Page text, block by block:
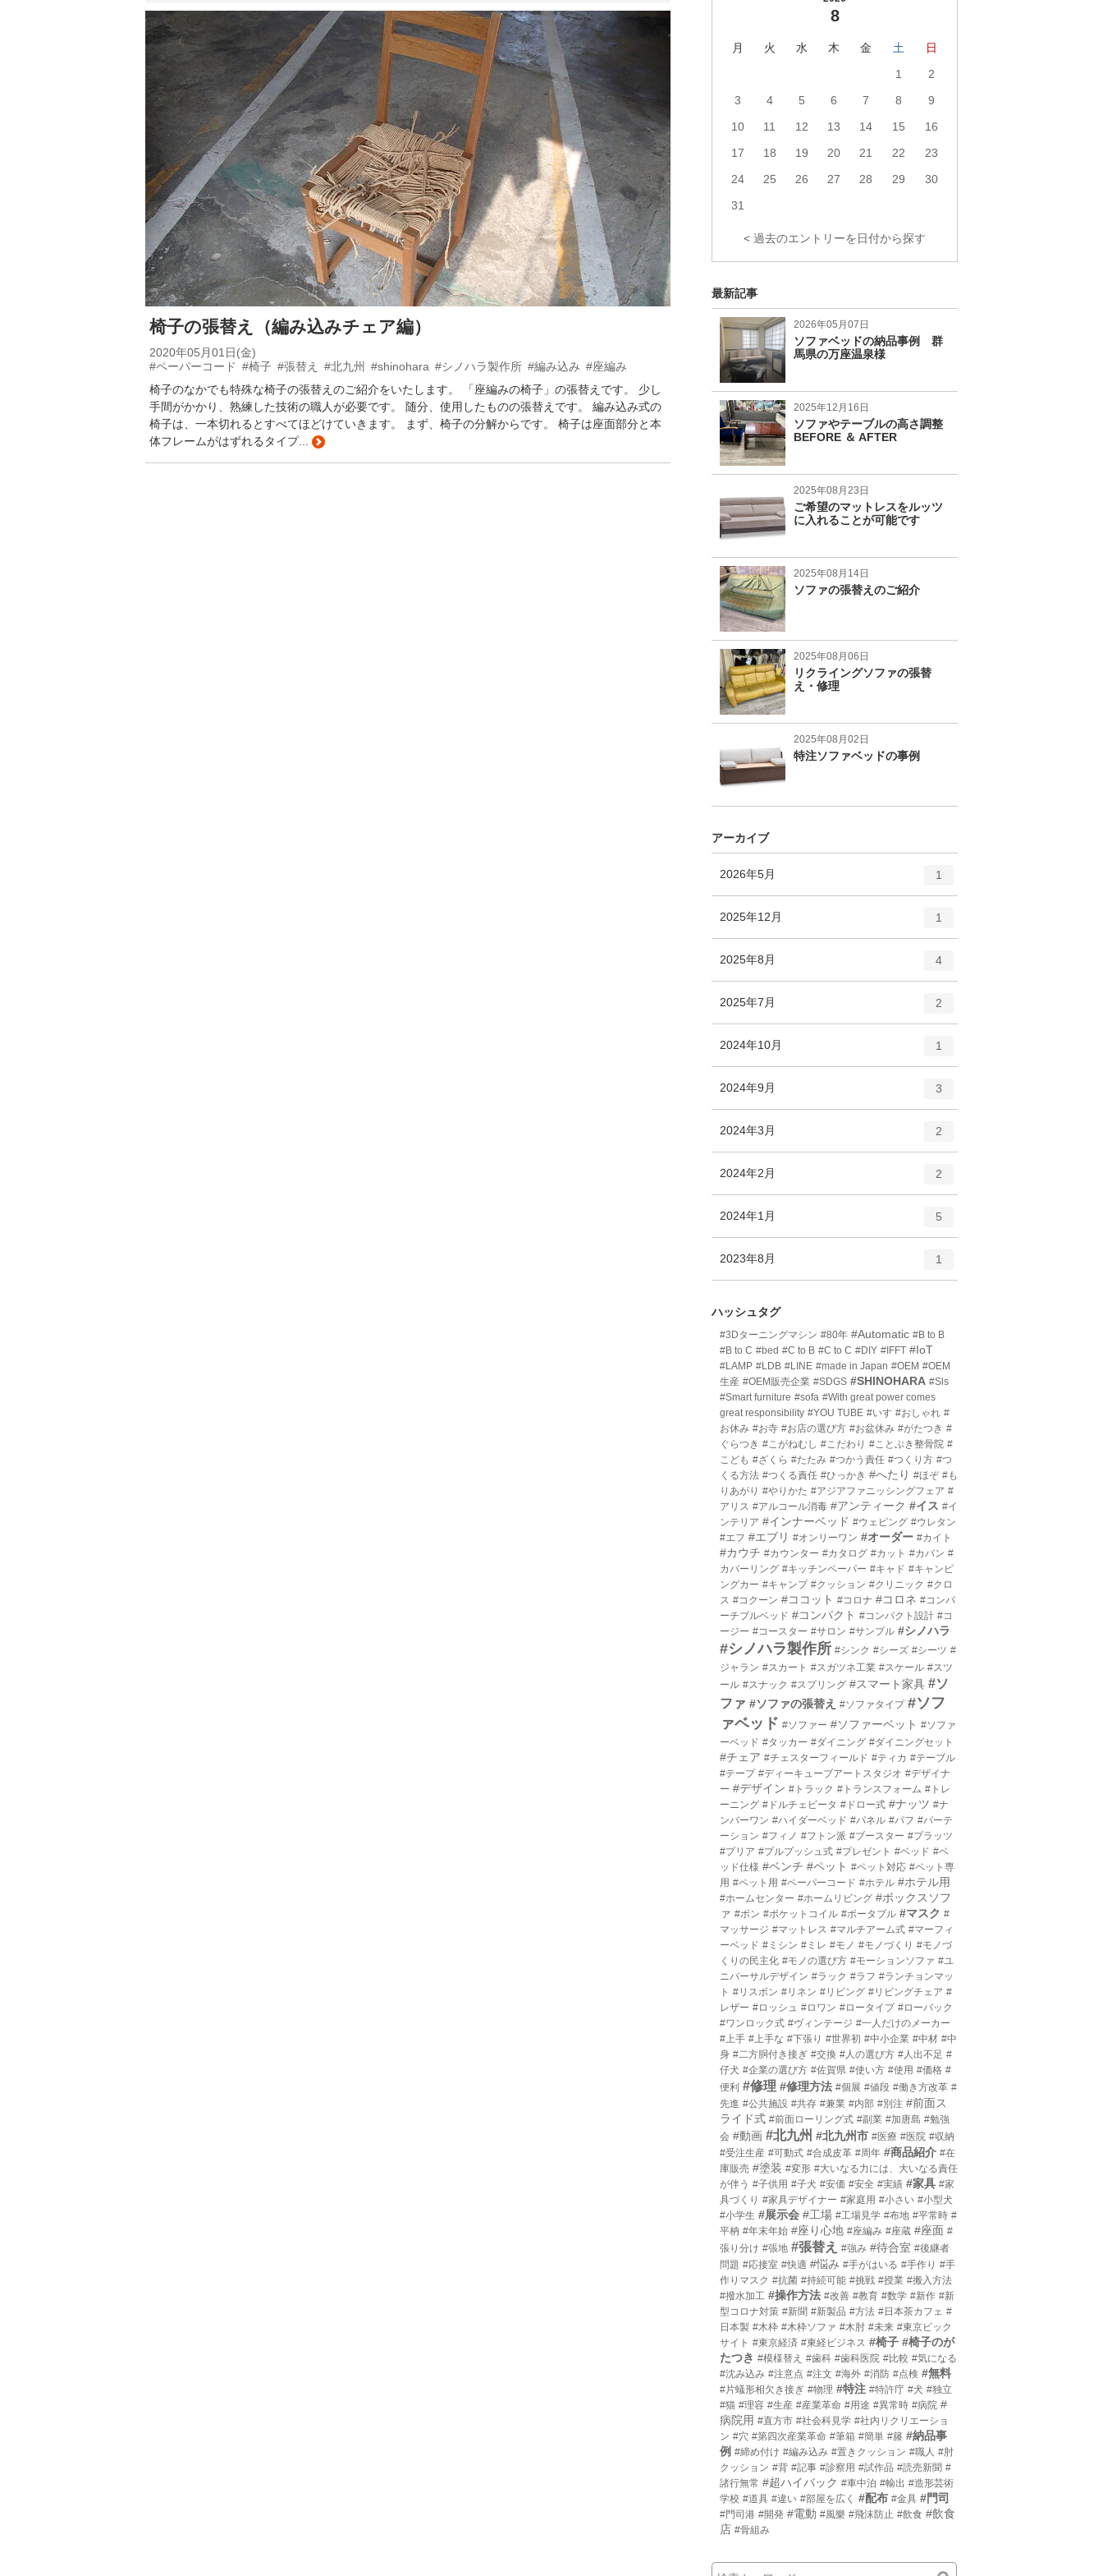
椅子の張替え（編み込みチェア編）
2020年05月01日(金)
#ペーパーコード #椅子 #張替え #北九州 #shinohara #シノハラ製作所 #編み込み #座編み
椅子のなかでも特殊な椅子の張替えのご紹介をいたします。 「座編みの椅子」の張替えです。 少し
手間がかかり、熟練した技術の職人が必要です。 随分、使用したものの張替えです。 編み込み式の
椅子は、一本切れるとすべてほどけていきます。 まず、椅子の分解からです。 椅子は座面部分と本
体フレームがはずれるタイプ...
8
月 火 水 木 金 土
日
1
2
3
4 5 6 7 8
9
10
11 12 13 14 15
16
17
18 19 20 21 22
23
24
25 26 27 28 29
30
31
< 過去のエントリーを日付から探す
最新記事
2026年05月07日
ソファベッドの納品事例 群
馬県の万座温泉様
2025年12月16日
ソファやテーブルの高さ調整
BEFORE ＆ AFTER
2025年08月23日
ご希望のマットレスをルッツ
に入れることが可能です
2025年08月14日
ソファの張替えのご紹介
2025年08月06日
リクライングソファの張替
え・修理
2025年08月02日
特注ソファベッドの事例
アーカイブ
2026年5月
リ
ー
1
2025年12月
ー
1
2025年8月
ー
数
4
2025年7月
リ
ー
2
2024年10月
ー
1
2024年9月
ー
3
2024年3月
ー
2
2024年2月
ー
2
2024年1月
ー
5
2023年8月
リ
数
1
ハッシュタグ
#3Dターニングマシン #80年 #Automatic #B to B
#B to C #bed #C to B #C to C #DIY #IFFT #IoT
#LAMP #LDB #LINE #made in Japan #OEM #OEM
生産 #OEM販売企業 #SDGS #SHINOHARA #Sls
#Smart furniture #sofa #With great power comes
great responsibility #YOU TUBE #いす #おしゃれ #
お休み #お寺 #お店の選び方 #お盆休み #がたつき #
ぐらつき #こがねむし #こだわり #ことぶき整骨院 #
こども #ざくら #たたみ #つかう責任 #つくり方 #つ
くる方法 #つくる責任 #ひっかき #へたり #ほぞ #も
りあがり #やりかた #アジアファニッシングフェア #
アリス #アルコール消毒 #アンティーク #イス #イ
ンテリア #インナーベッド #ウェピング #ウレタン
#エフ #エブリ #オンリーワン #オーダー #カイト
#カウチ #カウンター #カタログ #カット #カバン #
カバーリング #キッチンペーパー #キャド #キャンピ
ングカー #キャンプ #クッション #クリニック #クロ
ス #コクーン #ココット #コロナ #コロネ #コンバ
ーチブルベッド #コンパクト #コンパクト設計 #コ
ージー #コースター #サロン #サンプル #シノハラ
#シノハラ製作所 #シンク #シーズ #シーツ #
ジャラン #スカート #スガツネ工業 #スケール #スツ
ール #スナック #スプリング #スマート家具 #ソ
ファ #ソファの張替え #ソファタイプ #ソフ
ァベッド #ソファー #ソファーベット #ソファ
ーベッド #タッカー #ダイニング #ダイニングセット
#チェア #チェスターフィールド #ティカ #テーブル
#テープ #ディーキューブアートスタジオ #デザイナ
ー #デザイン #トラック #トランスフォーム #トレ
ーニング #ドルチェビータ #ドロー式 #ナッツ #ナ
ンバーワン #ハイダーベッド #パネル #パフ #パーテ
ーション #フィノ #フトン派 #ブースター #プラッツ
#プリア #プルプッシュ式 #プレゼント #ベッド #ベ
ッド仕様 #ベンチ #ペット #ペット対応 #ペット専
用 #ペット用 #ペーパーコード #ホテル #ホテル用
#ホームセンター #ホームリビング #ボックスソフ
ァ #ボン #ポケットコイル #ポータブル #マスク #
マッサージ #マットレス #マルチアーム式 #マーフィ
ーベッド #ミシン #ミレ #モノ #モノづくり #モノづ
くりの民主化 #モノの選び方 #モーションソファ #ユ
ニバーサルデザイン #ラック #ラフ #ランチョンマッ
ト #リスボン #リネン #リビング #リビングチェア #
レザー #ロッシュ #ロワン #ロータイプ #ローバック
#ワンロック式 #ヴィンテージ #一人だけのメーカー
#上手 #上手な #下張り #世界初 #中小企業 #中材 #中
身 #二方胴付き接ぎ #交換 #人の選び方 #人出不足 #
仔犬 #企業の選び方 #佐賀県 #使い方 #使用 #価格 #
便利 #修理 #修理方法 #個展 #値段 #働き方改革 #
先進 #公共施設 #共存 #兼業 #内部 #別注 #前面ス
ライド式 #前面ローリング式 #副業 #加唐島 #勉強
会 #動画 #北九州 #北九州市 #医療 #医院 #収納
#受注生産 #可動式 #合成皮革 #周年 #商品紹介 #在
庫販売 #塗装 #変形 #大いなる力には、大いなる責任
が伴う #子供用 #子犬 #安価 #安全 #実績 #家具 #家
具づくり #家具デザイナー #家庭用 #小さい #小型犬
#小学生 #展示会 #工場 #工場見学 #布地 #平常時 #
平枘 #年末年始 #座り心地 #座編み #座蔵 #座面 #
張り分け #張地 #張替え #強み #待合室 #後継者
問題 #応接室 #快適 #悩み #手がはいる #手作り #手
作りマスク #抗菌 #持続可能 #挑戦 #授業 #搬入方法
#撥水加工 #操作方法 #改善 #教育 #数学 #新作 #新
型コロナ対策 #新聞 #新製品 #方法 #日本茶カフェ #
日本製 #木枠 #木枠ソファ #木肘 #未来 #東京ビック
サイト #東京経済 #東経ビジネス #椅子 #椅子のが
たつき #模様替え #歯科 #歯科医院 #比較 #気になる
#沈み込み #注意点 #注文 #海外 #消防 #点検 #無料
#片蟻形相欠き接ぎ #物理 #特注 #特許庁 #犬 #独立
#猫 #理容 #生産 #産業革命 #用途 #異常時 #病院 #
病院用 #直方市 #社会科見学 #社内リクリエーショ
ン #穴 #第四次産業革命 #筆箱 #簡単 #籐 #納品事
例 #締め付け #編み込み #置きクッション #職人 #肘
クッション #背 #記事 #診察用 #試作品 #読売新聞 #
諸行無常 #超ハイバック #車中泊 #輸出 #造形芸術
学校 #道具 #違い #部屋を広く #配布 #金具 #門司
#門司港 #開発 #電動 #風樂 #飛沫防止 #飲食 #飲食
店 #骨組み